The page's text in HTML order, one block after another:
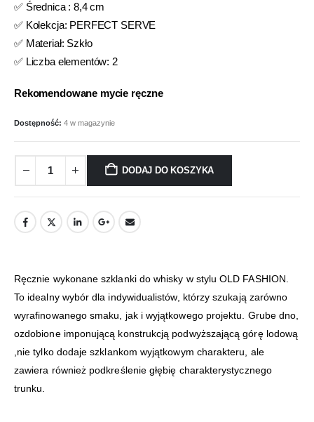
✅ Średnica : 8,4 cm
✅ Kolekcja: PERFECT SERVE
✅ Materiał: Szkło
✅ Liczba elementów: 2
Rekomendowane mycie ręczne
Dostępność: 4 w magazynie
DODAJ DO KOSZYKA
Ręcznie wykonane szklanki do whisky w stylu OLD FASHION.
To idealny wybór dla indywidualistów, którzy szukają zarówno
wyrafinowanego smaku, jak i wyjątkowego projektu. Grube dno,
ozdobione imponującą konstrukcją podwyższającą górę lodową
,nie tylko dodaje szklankom wyjątkowym charakteru, ale
zawiera również podkreślenie głębię charakterystycznego
trunku.